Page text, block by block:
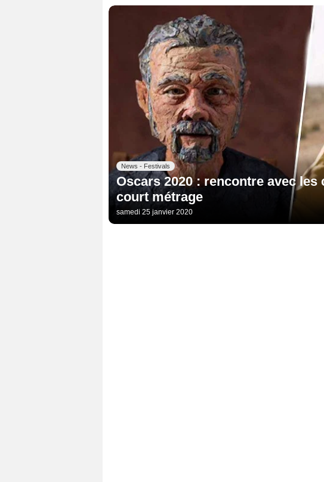
News - Festivals
Oscars 2020 : rencontre avec
court métrage
samedi 25 janvier 2020